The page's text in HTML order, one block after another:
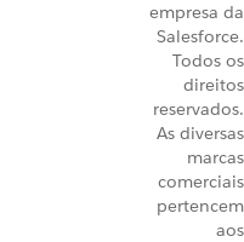
empresa da
Salesforce.
Todos os
direitos
reservados.
As diversas
marcas
comerciais
pertencem
aos